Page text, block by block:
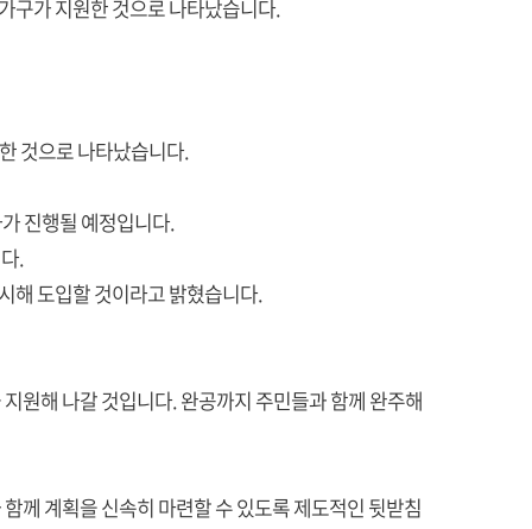
구가 지원한 것으로 나타났습니다.
것으로 나타났습니다.
진행될 예정입니다.
.
해 도입할 것이라고 밝혔습니다.
원해 나갈 것입니다. 완공까지 주민들과 함께 완주해
께 계획을 신속히 마련할 수 있도록 제도적인 뒷받침